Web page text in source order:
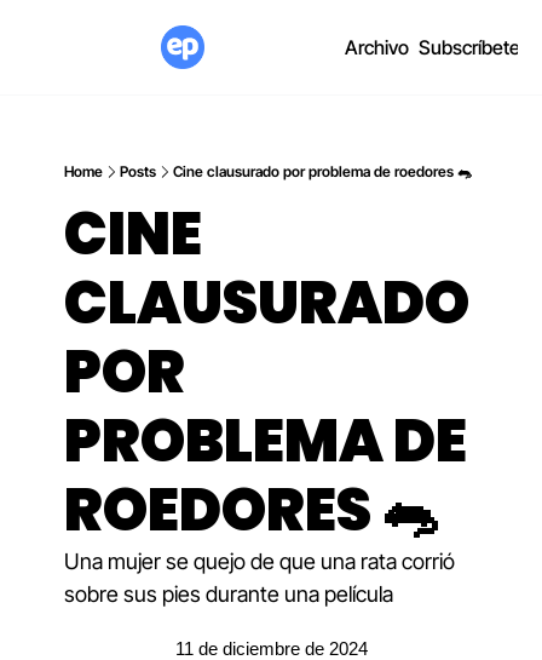
Archivo Subscríbete
Home Posts Cine clausurado por problema de roedores 🐀
CINE
CLAUSURADO
POR
PROBLEMA DE
ROEDORES 🐀
Una mujer se quejo de que una rata corrió
sobre sus pies durante una película
11 de diciembre de 2024